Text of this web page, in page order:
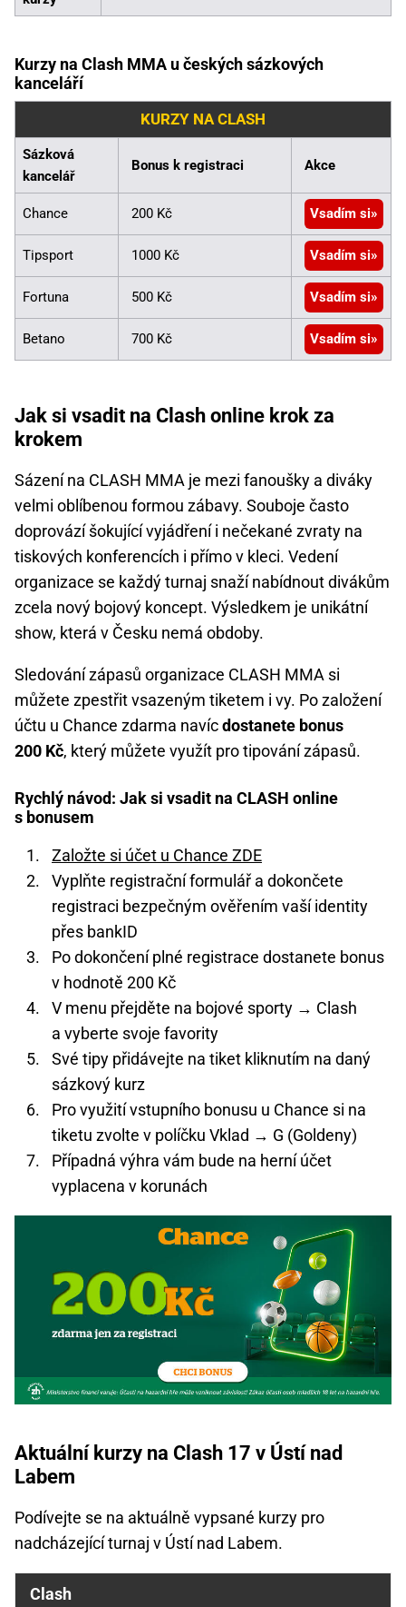
Kurzy na Clash MMA u českých sázkových
kanceláří
KURZY NA CLASH
Sázková
kancelář
Bonus k registraci Akce
Chance 200 Kč Vsadím si
Tipsport 1000 Kč Vsadím si
Fortuna 500 Kč Vsadím si
Betano 700 Kč Vsadím si
Jak si vsadit na Clash online krok za
krokem
Sázení na CLASH MMA je mezi fanoušky a diváky
velmi oblíbenou formou zábavy. Souboje často
doprovází šokující vyjádření i nečekané zvraty na
tiskových konferencích i přímo v kleci. Vedení
organizace se každý turnaj snaží nabídnout divákům
zcela nový bojový koncept. Výsledkem je unikátní
show, která v Česku nemá obdoby.
Sledování zápasů organizace CLASH MMA si
můžete zpestřit vsazeným tiketem i vy. Po založení
účtu u Chance zdarma navícdostanete bonus
200 Kč, který můžete využít pro tipování zápasů.
Rychlý návod: Jak si vsadit na CLASH online
s bonusem
Založte si účet u Chance ZDE
Vyplňte registrační formulář a dokončete
registraci bezpečným ověřením vaší identity
přes bankID
Po dokončení plné registrace dostanete bonus
v hodnotě 200 Kč
V menu přejděte na bojové sporty → Clash
a vyberte svoje favority
Své tipy přidávejte na tiket kliknutím na daný
sázkový kurz
Pro využití vstupního bonusu u Chance si na
tiketu zvolte v políčku Vklad → G (Goldeny)
Případná výhra vám bude na herní účet
vyplacena v korunách
Aktuální kurzy na Clash 17 v Ústí nad
Labem
Podívejte se na aktuálně vypsané kurzy pro
nadcházející turnaj v Ústí nad Labem.
Clash